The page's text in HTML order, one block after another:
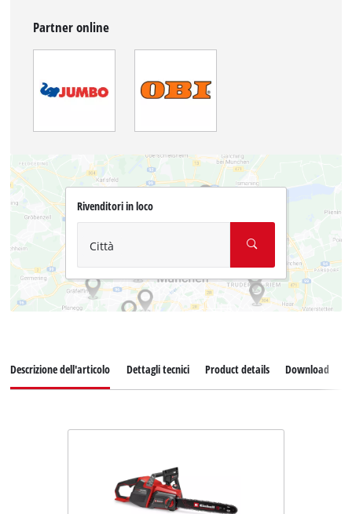
Partner online
Rivenditori in loco
Città
Descrizione dell'articolo Dettagli tecnici Product details Download